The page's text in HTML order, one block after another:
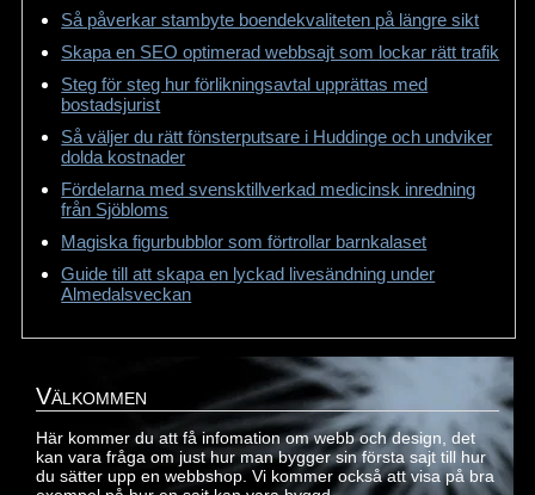
Så påverkar stambyte boendekvaliteten på längre sikt
Skapa en SEO optimerad webbsajt som lockar rätt trafik
Steg för steg hur förlikningsavtal upprättas med
bostadsjurist
Så väljer du rätt fönsterputsare i Huddinge och undviker
dolda kostnader
Fördelarna med svensktillverkad medicinsk inredning
från Sjöbloms
Magiska figurbubblor som förtrollar barnkalaset
Guide till att skapa en lyckad livesändning under
Almedalsveckan
Välkommen
Här kommer du att få infomation om webb och design, det
kan vara fråga om just hur man bygger sin första sajt till hur
du sätter upp en webbshop. Vi kommer också att visa på bra